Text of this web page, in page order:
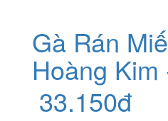
Gà Rán
Hoàng Kim
33.150đ